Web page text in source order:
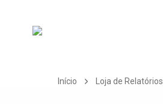
Início Loja de Relatórios